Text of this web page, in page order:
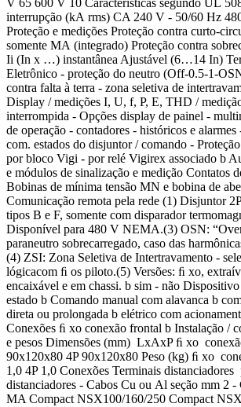
V 65 600 V 10 Características segundo UL
interrupção (kA rms) CA 240 V - 50/60 Hz
Proteção e medições Proteção contra curto-
somente MA (integrado) Proteção contra
Ii (In x …) instantânea Ajustável (6…14 In)
Eletrônico - proteção do neutro (Off-0.5-1-
contra falta à terra - zona seletiva de
Display / medições I, U, f, P, E, THD /
interrompida - Opções display de painel -
de operação - contadores - históricos e
com. estados do disjuntor / comando -
por bloco Vigi - por relé Vigirex associado b
e módulos de sinalização e medição Contatos
Bobinas de mínima tensão MN e bobina de
Comunicação remota pela rede (1) Disjuntor
tipos B e F, somente com disparador
Disponível para 480 V NEMA.(3) OSN:
paraneutro sobrecarregado, caso das
(4) ZSI: Zona Seletiva de Intertravamento -
lógicacom ﬁ os piloto.(5) Versões: ﬁ xo,
encaixável e em chassi. b sim - não
estado b Comando manual com alavanca b
direta ou prolongada b elétrico com
Conexões ﬁ xo conexão frontal b Instalação /
e pesos Dimensões (mm) LxAxP ﬁ xo
90x120x80 4P 90x120x80 Peso (kg) ﬁ xo
1,0 4P 1,0 Conexões Terminais
distanciadores - Cabos Cu ou Al seção mm 2
MA Compact NSX100/160/250 Compact